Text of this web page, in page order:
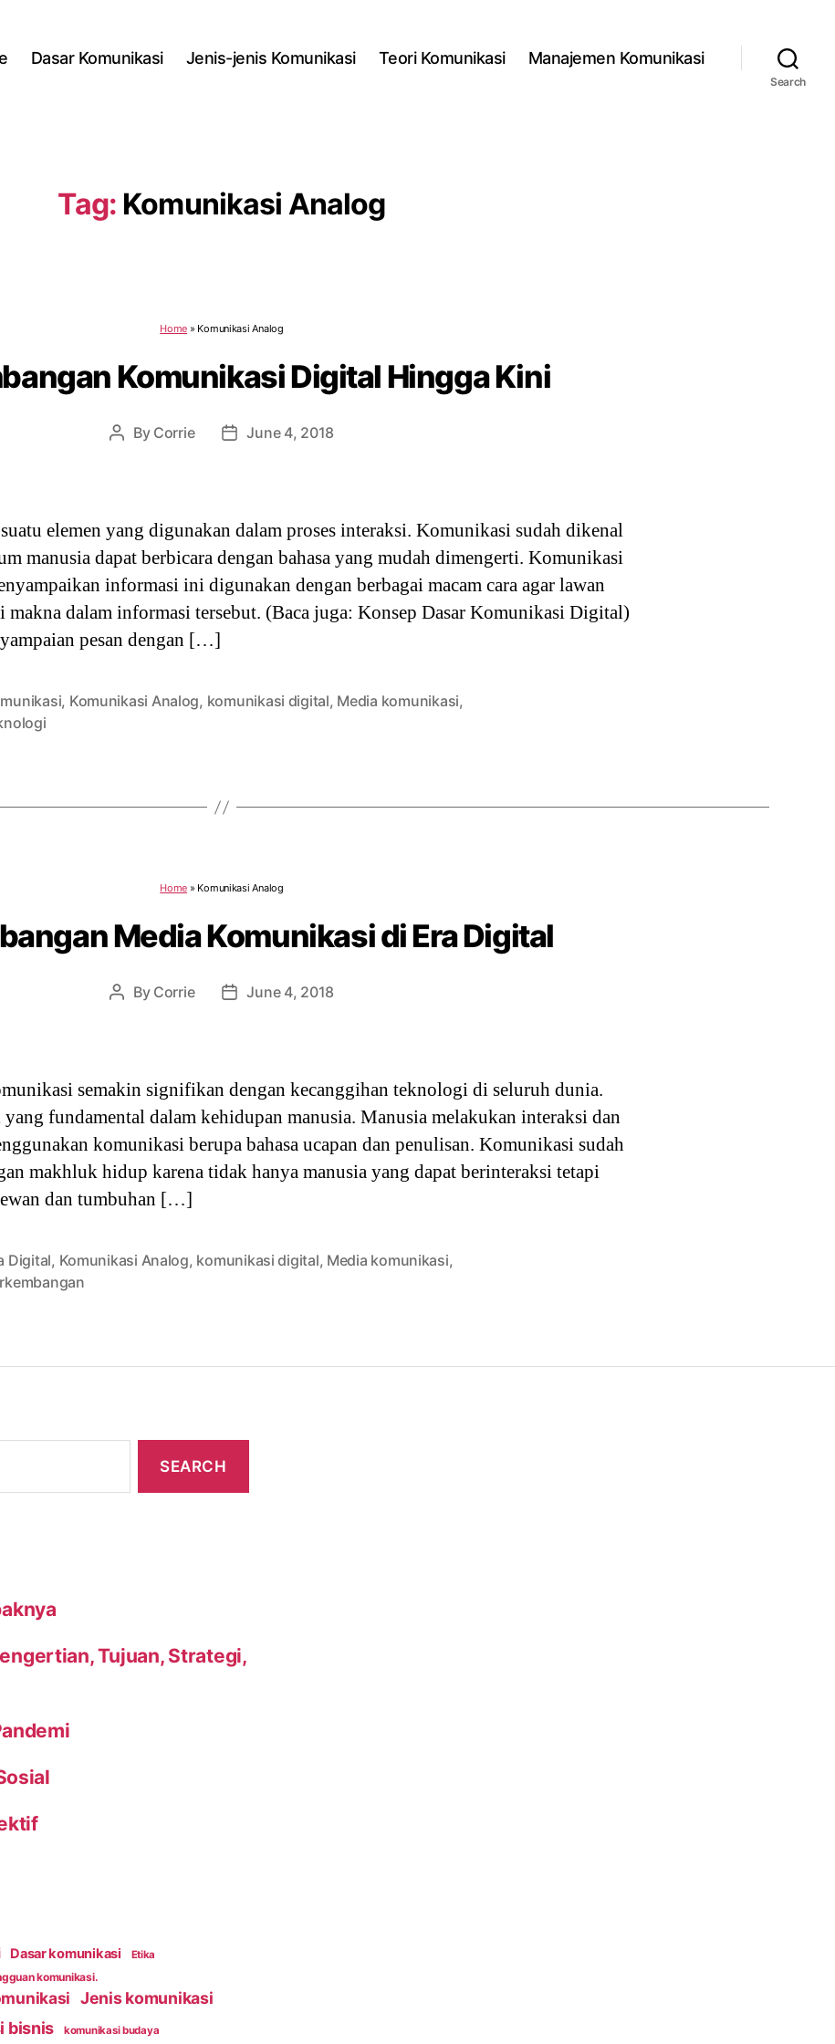
Dasar Komunikasi Jenis-jenis Komunikasi Teori Komunikasi Manajemen Komunikasi
Search
Tag: Komunikasi Analog
Home » Komunikasi Analog
Komunikasi Digital Hingga Kini
Post
By Corrie
PostJune 4, 2018
elemen yang digunakan dalam proses interaksi. Komunikasi sudah dikenal
manusia dapat berbicara dengan bahasa yang mudah dimengerti. Komunikasi
informasi ini digunakan dengan berbagai macam cara agar lawan
makna dalam informasi tersebut. (Baca juga: Konsep Dasar Komunikasi Digital)
pesan dengan […]
, Komunikasi Analog, komunikasi digital, Media komunikasi,
Home » Komunikasi Analog
Media Komunikasi di Era Digital
Post
By Corrie
PostJune 4, 2018
semakin signifikan dengan kecanggihan teknologi di seluruh dunia.
fundamental dalam kehidupan manusia. Manusia melakukan interaksi dan
komunikasi berupa bahasa ucapan dan penulisan. Komunikasi sudah
makhluk hidup karena tidak hanya manusia yang dapat berinteraksi tetapi
dan tumbuhan […]
Digital, Komunikasi Analog, komunikasi digital, Media komunikasi,
Tujuan, Strategi,
Dasar komunikasi Etika
komunikasi.
Jenis komunikasi
bisnis komunikasi budaya